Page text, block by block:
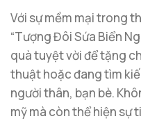
Với sự mềm mại trong
“Tượng Đôi Sứa Biển
quà tuyệt vời để tặng
thuật hoặc đang tìm
người thân, bạn bè.
mỹ mà còn thể hiện sự